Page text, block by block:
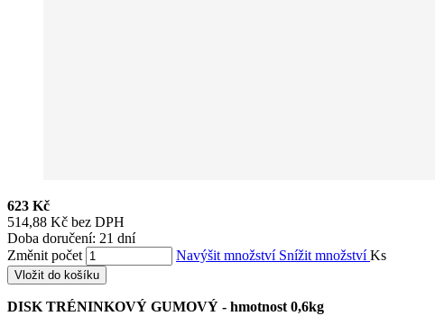
623 Kč
514,88 Kč bez DPH
Doba doručení: 21 dní
Změnit počet
Navýšit množství Snížit množstvíKs
Vložit do košíku
DISK TRÉNINKOVÝ GUMOVÝ - hmotnost 0,6kg